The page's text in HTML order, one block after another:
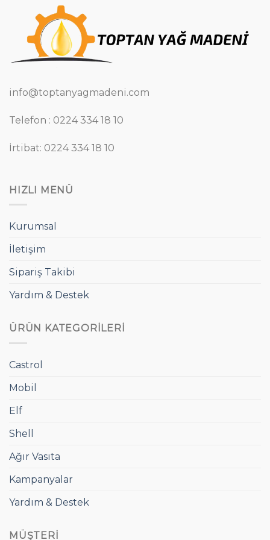
info@toptanyagmadeni.com
Telefon : 0224 334 18 10
İrtibat: 0224 334 18 10
HIZLI MENÜ
Kurumsal
İletişim
Sipariş Takibi
Yardım & Destek
ÜRÜN KATEGORILERI
Castrol
Mobil
Elf
Shell
Ağır Vasıta
Kampanyalar
Yardım & Destek
MÜŞTERI